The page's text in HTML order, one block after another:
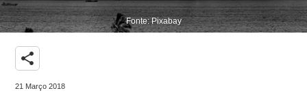
Fonte: Pixabay
share
21 Março 2018